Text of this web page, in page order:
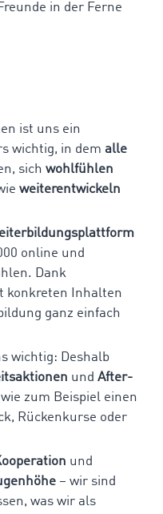
in der Ferne
ist uns ein
wichtig, in dem alle
sich wohlfühlen
weiterentwickeln
online und
Dank
konkreten Inhalten
ganz einfach
wichtig: Deshalb
und After-
wie zum Beispiel einen
Rückenkurse oder
und
– wir sind
was wir als